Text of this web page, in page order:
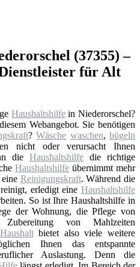
(37355) –
für Alt
Haushaltshilfein Niederorschel?
Webangebot. Sie benötigen
?Wäsche waschen,bügeln
nicht oder verursacht Ihnen
die Haushaltshilfe die richtige
Haushaltshilfe übernimmt mehr
Reinigungskraft. Während die
erledigt eine Haushaltshilfe
So ist Ihre Haushaltshilfe in
der Wohnung, die Pflege von
von Mahlzeiten
bietet also viele weitere
Ihnen das entspannte
Auslastung. Denn die